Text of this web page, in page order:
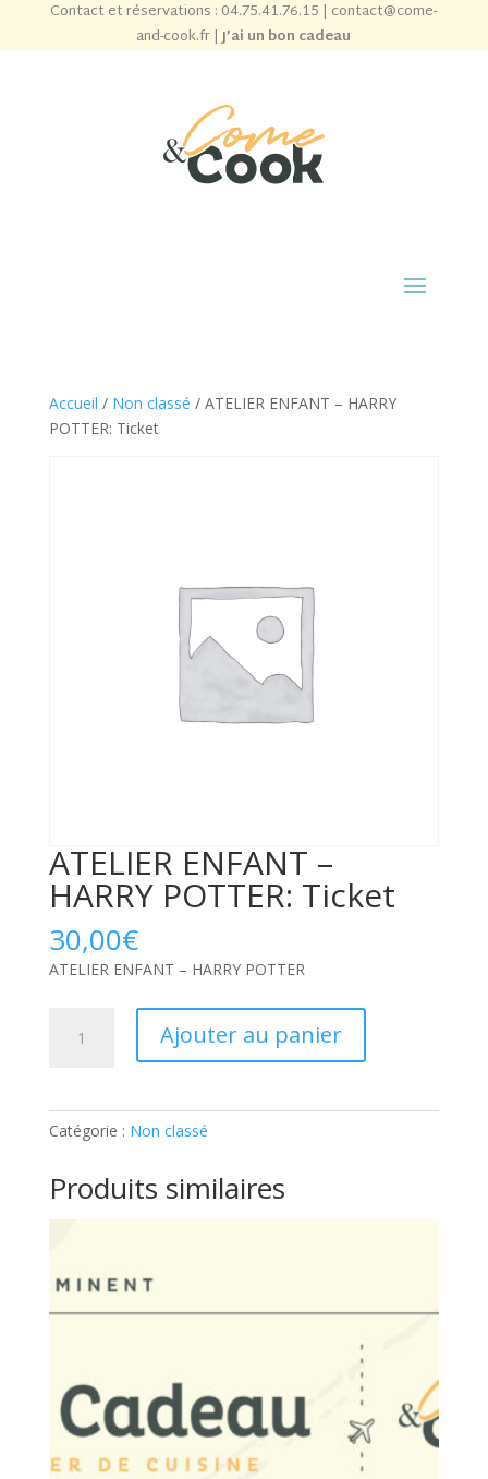
Contact et réservations : 04.75.41.76.15 | contact@come-
and-cook.fr|J’ai un bon cadeau
Accueil / Non classé / ATELIER ENFANT – HARRY
POTTER: Ticket
ATELIER ENFANT –
HARRY POTTER: Ticket
30,00€
ATELIER ENFANT – HARRY POTTER
HARRY
Ticket
Ajouter au panier
Catégorie : Non classé
Produits similaires